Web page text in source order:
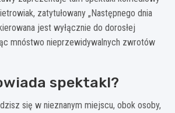
zatytułowany „Następnego dnia
jest wyłącznie do dorosłej
mnóstwo nieprzewidywalnych zwrotów
spektakl?
się w nieznanym miejscu, obok osoby,